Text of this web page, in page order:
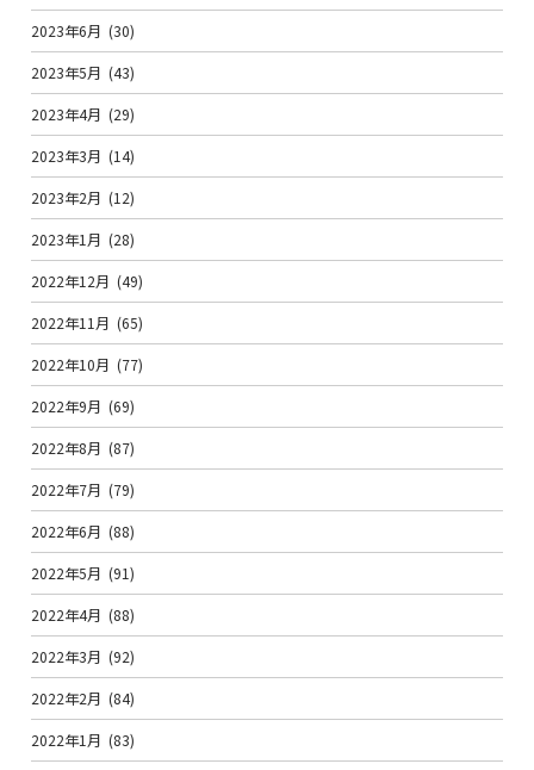
2023年6月 (30)
2023年5月 (43)
2023年4月 (29)
2023年3月 (14)
2023年2月 (12)
2023年1月 (28)
2022年12月 (49)
2022年11月 (65)
2022年10月 (77)
2022年9月 (69)
2022年8月 (87)
2022年7月 (79)
2022年6月 (88)
2022年5月 (91)
2022年4月 (88)
2022年3月 (92)
2022年2月 (84)
2022年1月 (83)